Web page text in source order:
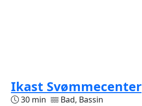
Ikast Svømmecenter
30 min Bad, Bassin